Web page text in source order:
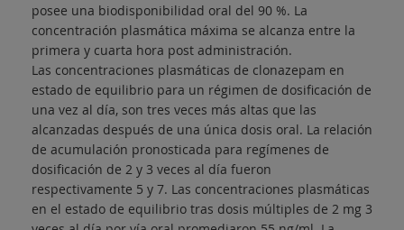
posee una biodisponibilidad oral del 90 %. La
concentración plasmática máxima se alcanza entre la
primera y cuarta hora post administración.
Las concentraciones plasmáticas de clonazepam en
estado de equilibrio para un régimen de dosificación de
una vez al día, son tres veces más altas que las
alcanzadas después de una única dosis oral. La relación
de acumulación pronosticada para regímenes de
dosificación de 2 y 3 veces al día fueron
respectivamente 5 y 7. Las concentraciones plasmáticas
en el estado de equilibrio tras dosis múltiples de 2 mg 3